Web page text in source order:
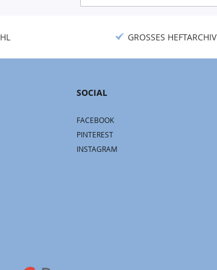
Newsletter:
GROSSES HEFTARCHIV
SOCIAL
FACEBOOK
PINTEREST
INSTAGRAM